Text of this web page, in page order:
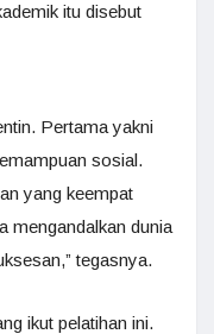
itu disebut
Pertama yakni
sosial.
yang keempat
mengandalkan dunia
tegasnya.
ikut pelatihan ini.